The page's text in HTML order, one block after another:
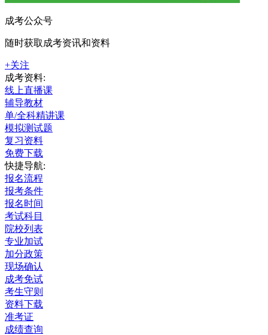
成考公众号
随时获取成考资讯和资料
+关注
成考资料:
线上直播课
辅导教材
单/全科精讲课
模拟测试题
复习资料
免费下载
快捷导航:
报名流程
报考条件
报名时间
考试科目
院校列表
专业加试
加分政策
现场确认
成考免试
考生守则
资料下载
准考证
成绩查询